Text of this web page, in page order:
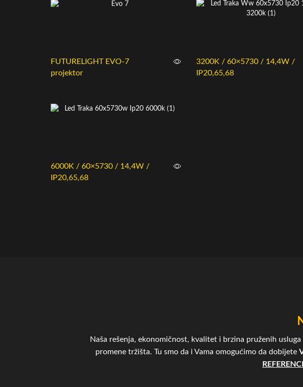
FUTURELIGHT EVO-7
projektor
3200K / 60×5730 / 14,4W /
IP20,65,68
6000K / 60×5730 / 14,4W /
IP20,65,68
Naša rešenja, ekonomičnost, kvalitet i brzina pruženih
promene tržišta. Tu smo da i Vama omogućimo da dobijete